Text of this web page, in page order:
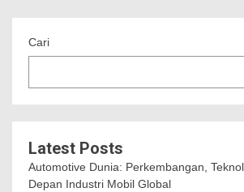
Cari
Latest Posts
Automotive Dunia: Perkembangan,
Depan Industri Mobil Global